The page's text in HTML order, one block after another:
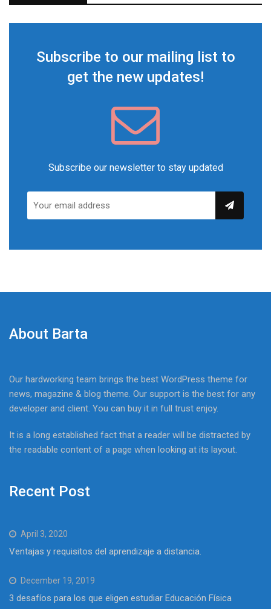
Subscribe to our mailing list to
get the new updates!
Subscribe our newsletter to stay updated
About Barta
Our hardworking team brings the best WordPress theme for
news, magazine & blog theme. Our support is the best for any
developer and client. You can buy it in full trust enjoy.
It is a long established fact that a reader will be distracted by
the readable content of a page when looking at its layout.
Recent Post
April 3, 2020
Ventajas y requisitos del aprendizaje a distancia.
December 19, 2019
3 desafíos para los que eligen estudiar Educación Física